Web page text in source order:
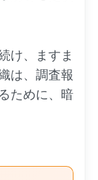
け、ますま
は、調査報
ために、暗